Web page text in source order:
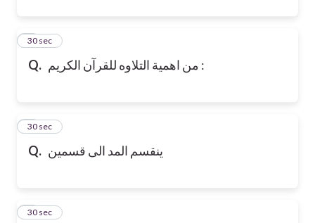
Q. من اهمية التلاوه للقرآن الكريم :
2
30 sec
Q. ينقسم المد الى قسمين
3
30 sec
4
30 sec